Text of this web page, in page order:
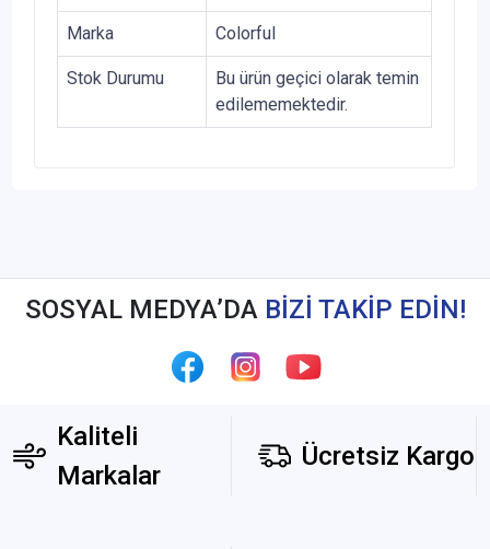
Marka Colorful
Stok Durumu
Bu ürün geçici olarak temin
edilememektedir.
SOSYAL MEDYA’DA BİZİ TAKİP EDİN!
Kaliteli
Markalar
Ücretsiz Kargo